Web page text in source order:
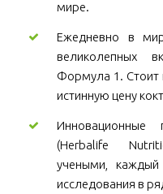
мире.
Ежедневно в
великолепных
Формула 1. Стоит
истинную цену
Инновационные
(Herbalife
учеными, каждый
исследования в